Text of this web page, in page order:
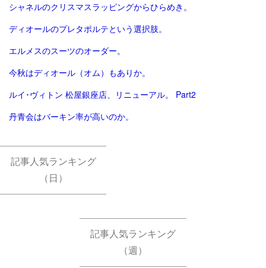
シャネルのクリスマスラッピングからひらめき。
ディオールのプレタポルテという選択肢。
エルメスのスーツのオーダー。
今秋はディオール（オム）もありか。
ルイ･ヴィトン 松屋銀座店、リニューアル。 Part2
丹青会はバーキン率が高いのか。
記事人気ランキング
（日）
記事人気ランキング
（週）